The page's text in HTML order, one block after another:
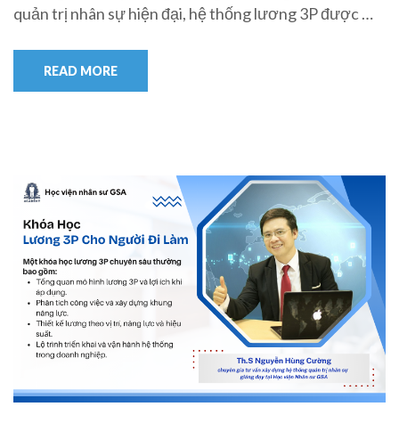
quản trị nhân sự hiện đại, hệ thống lương 3P được …
READ MORE